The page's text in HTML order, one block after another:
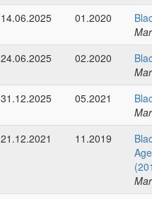
14.06.2025
01.2020
24.06.2025
02.2020
31.12.2025
05.2021
21.12.2021
11.2019